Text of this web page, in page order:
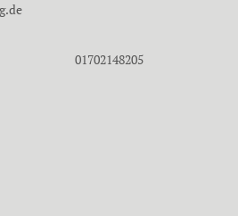
01702148205